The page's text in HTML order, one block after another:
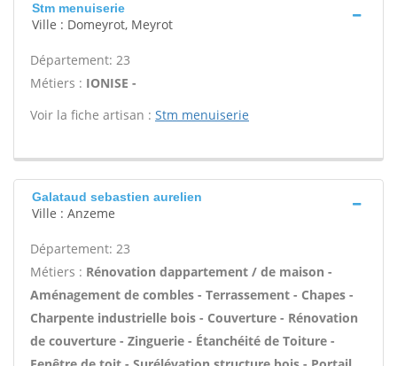
Stm menuiserie
Ville : Domeyrot, Meyrot
Département: 23
Métiers : IONISE -
Voir la fiche artisan : Stm menuiserie
Galataud sebastien aurelien
Ville : Anzeme
Département: 23
Métiers : Rénovation dappartement / de maison -
Aménagement de combles - Terrassement - Chapes -
Charpente industrielle bois - Couverture - Rénovation
de couverture - Zinguerie - Étanchéité de Toiture -